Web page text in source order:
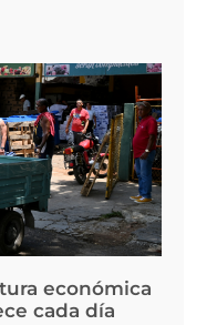
económica
cada día